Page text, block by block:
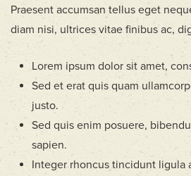
Praesent accumsan tellus eget
diam nisi, ultrices vitae finibus ac,
Lorem ipsum dolor sit amet,
Sed et erat quis quam
justo.
Sed quis enim posuere,
sapien.
Integer rhoncus tincidunt ligula